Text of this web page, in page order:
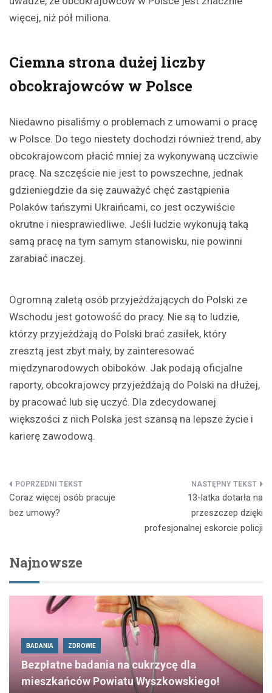
więcej, niż pół miliona.
Ciemna strona dużej liczby
obcokrajowców w Polsce
Niedawno pisaliśmy o problemach z umowami o pracę
w Polsce. Do tego niestety dochodzi również trend, aby
obcokrajowcom płacić mniej za wykonywaną uczciwie
pracę. Na szczęście nie jest to powszechne, jednak
gdzieniegdzie da się zauważyć chęć zastąpienia
Polaków tańszymi Ukraińcami, co jest oczywiście
okrutne i niesprawiedliwe. Jeśli ludzie wykonują taką
samą pracę na tym samym stanowisku, nie powinni
zarabiać inaczej.
Ogromną zaletą osób przyjeżdżających do Polski ze
Wschodu jest gotowość do pracy. Nie są to ludzie,
którzy przyjeżdżają do Polski brać zasiłek, który
zresztą jest zbyt mały, by zainteresować
międzynarodowych obiboków. Jak podają oficjalne
raporty, obcokrajowcy przyjeżdżają do Polski na dłużej,
by pracować lub się uczyć. Dla zdecydowanej
większości z nich Polska jest szansą na lepsze życie i
karierę zawodową.
Nawigacja
wpisu
Coraz więcej osób pracuje
bez umowy?
13-latka dotarła na
przeszczep dzięki
profesjonalnej eskorcie policji
Najnowsze
BADANIA ZDROWIE
Bezpłatne badania na cukrzycę dla
mieszkańców Powiatu Wyszkowskiego!